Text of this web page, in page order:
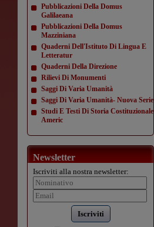
Pubblicazioni Della Domus
Galilaeana
Pubblicazioni Della Domus
Mazziniana
Quaderni Dell'Istituto Di Lingua E
Letteratur
Quaderni Della Direzione
Rilievi Di Monumenti
Saggi Di Varia Umanità
Saggi Di Varia Umanità- Nuova Serie
Studi E Testi Di Storia Costituzionale
Americ
Newsletter
Iscriviti alla nostra newsletter:
Iscriviti